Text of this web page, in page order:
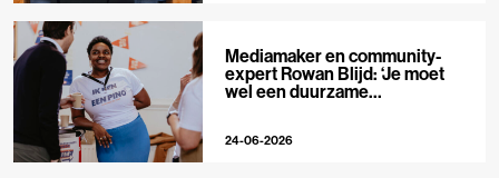
Mediamaker en community-
expert Rowan Blijd: ‘Je moet
wel een duurzame
24-06-2026